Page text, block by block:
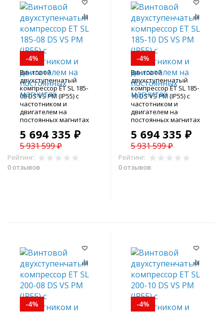
-4%
Винтовой
двухступенчатый
компрессор ET SL 185-
08 DS VS PM (IP55) с
частотником и
двигателем на
постоянных магнитах
5 694 335 ₽
5 931 599 ₽
Рейтинг:
0 отзывов
-4%
Винтовой
двухступенчатый
компрессор ET SL 185-
10 DS VS PM (IP55) с
частотником и
двигателем на
постоянных магнитах
5 694 335 ₽
5 931 599 ₽
Рейтинг:
0 отзывов
-4% -4%